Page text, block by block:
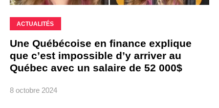
ACTUALITÉS
Une Québécoise en finance explique
que c’est impossible d’y arriver au
Québec avec un salaire de 52 000$
8 octobre 2024